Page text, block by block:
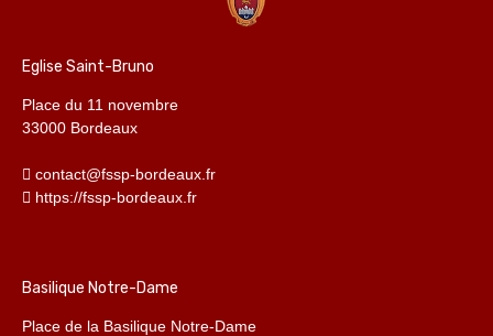
Eglise Saint-Bruno
Place du 11 novembre
33000 Bordeaux
contact@fssp-bordeaux.fr
https://fssp-bordeaux.fr
Basilique Notre-Dame
Place de la Basilique Notre-Dame